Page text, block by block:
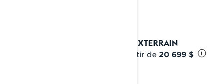
2024 XTERRAIN
À partir de 20 699 $ i